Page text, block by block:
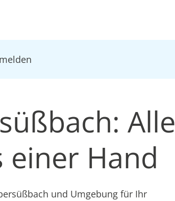
Alle
einer Hand
und Umgebung für Ihr